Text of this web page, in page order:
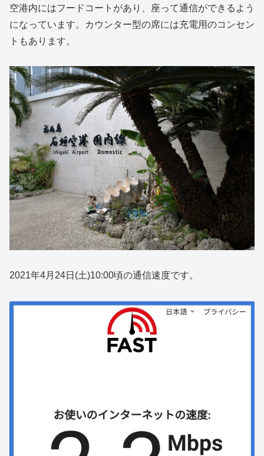
空港内にはフードコートがあり、座って通信ができるよう
になっています。カウンター型の席には充電用のコンセン
トもあります。
2021年4月24日(土)10:00頃の通信速度です。